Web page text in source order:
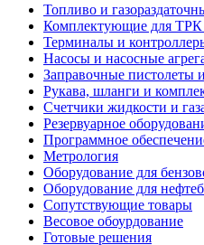
Топливо и
Комплектующие для
Терминалы и
Насосы и насосные
Заправочные пистолеты
Рукава, шланги и
Счетчики жидкости и
Резервуарное
Программное
Метрология
Оборудование для
Оборудование для
Сопутствующие товары
Весовое обоурдование
Готовые решения